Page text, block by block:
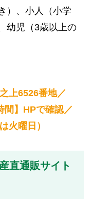
）、小人（小学
幼児（3歳以上の
上6526番地／
間】HPで確認／
火曜日）
直通販サイト